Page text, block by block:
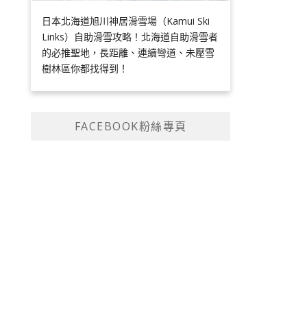
日本北海道旭川神居滑雪場（Kamui Ski
Links）自助滑雪攻略！北海道自助滑雪者
的必推聖地，長距離、連續彎道、未壓雪
樹林區你都找得到！
FACEBOOK粉絲專頁